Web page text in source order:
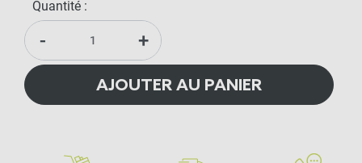
Quantité :
- +
AJOUTER AU PANIER